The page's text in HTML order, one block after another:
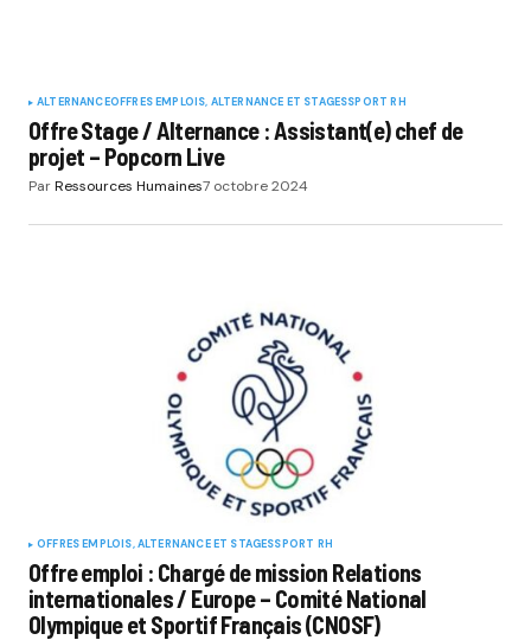
ALTERNANCEOFFRES EMPLOIS, ALTERNANCE ET STAGESSPORT RH
Offre Stage / Alternance : Assistant(e) chef de
projet – Popcorn Live
ParRessources Humaines7 octobre 2024
OFFRES EMPLOIS, ALTERNANCE ET STAGESSPORT RH
Offre emploi : Chargé de mission Relations
internationales / Europe – Comité National
Olympique et Sportif Français (CNOSF)